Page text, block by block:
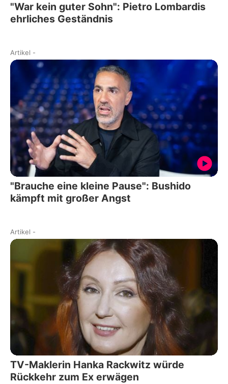
"War kein guter Sohn": Pietro Lombardis
ehrliches Geständnis
Artikel -
"Brauche eine kleine Pause": Bushido
kämpft mit großer Angst
Artikel -
TV-Maklerin Hanka Rackwitz würde
Rückkehr zum Ex erwägen